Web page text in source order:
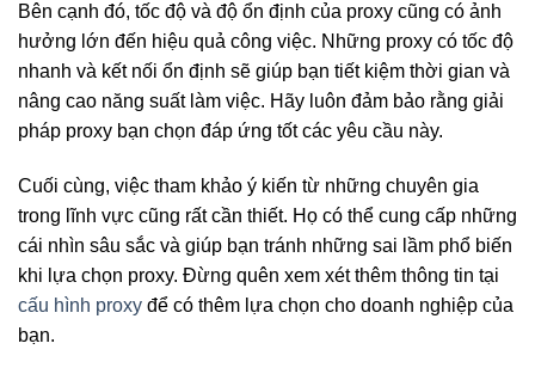
Bên cạnh đó, tốc độ và độ ổn định của proxy cũng có ảnh
hưởng lớn đến hiệu quả công việc. Những proxy có tốc độ
nhanh và kết nối ổn định sẽ giúp bạn tiết kiệm thời gian và
nâng cao năng suất làm việc. Hãy luôn đảm bảo rằng giải
pháp proxy bạn chọn đáp ứng tốt các yêu cầu này.
Cuối cùng, việc tham khảo ý kiến từ những chuyên gia
trong lĩnh vực cũng rất cần thiết. Họ có thể cung cấp những
cái nhìn sâu sắc và giúp bạn tránh những sai lầm phổ biến
khi lựa chọn proxy. Đừng quên xem xét thêm thông tin tại
cấu hình proxy để có thêm lựa chọn cho doanh nghiệp của
bạn.